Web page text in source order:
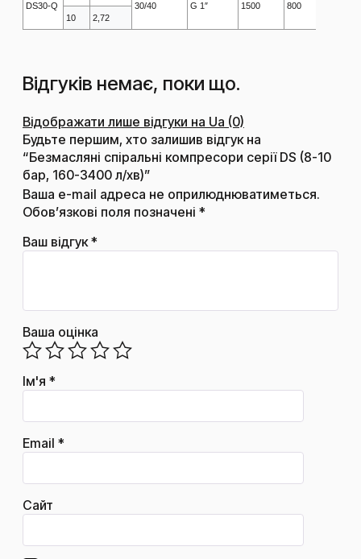
DS30-Q
30/40
G 1″ 1500 800
10
2,72
Відгуків немає, поки що.
Відображати лише відгуки на Ua (0)
Будьте першим, хто залишив відгук на
“Безмасляні спіральні компресори серії DS (8-10
бар, 160-3400 л/хв)”
Ваша e-mail адреса не оприлюднюватиметься.
Обов’язкові поля позначені *
Ваш відгук*
Ваша оцінка
Ім'я *
Email *
Сайт